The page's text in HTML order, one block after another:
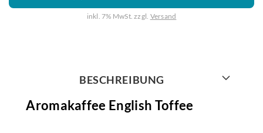
inkl. 7% MwSt. zzgl. Versand
Weiter mit
BESCHREIBUNG
Aromakaffee English Toffee